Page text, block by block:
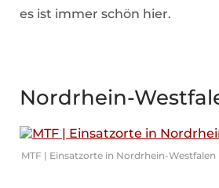
es ist immer schön hier.
Nordrhein-
MTF | Einsatzorte in Nordrhein-Westfalen